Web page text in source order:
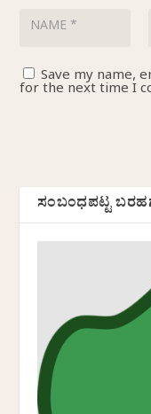
Save my name,
for the next time I
ಸಂಬಂಧಪಟ್ಟ